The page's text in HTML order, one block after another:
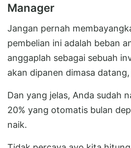
Manager
Jangan pernah
pembelian ini adalah beban
anggaplah sebagai sebuah
akan dipanen dimasa
Dan yang jelas, Anda sudah
20% yang otomatis bulan
naik.